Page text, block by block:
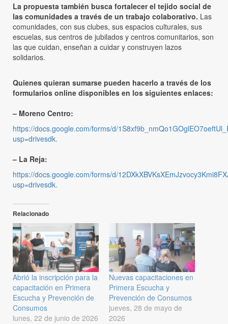
La propuesta también busca fortalecer el tejido social de
las comunidades a través de un trabajo colaborativo. Las
comunidades, con sus clubes, sus espacios culturales, sus
escuelas, sus centros de jubilados y centros comunitarios, son
las que cuidan, enseñan a cuidar y construyen lazos
solidarios.
Quienes quieran sumarse pueden hacerlo a través de los
formularios online disponibles en los siguientes enlaces:
– Moreno Centro:
https://docs.google.com/forms/d/
usp=drivesdk.
– La Reja:
https://docs.google.com/forms/d/
usp=drivesdk.
Relacionado
Abrió la inscripción para la
capacitación en Primera
Escucha y Prevención de
Consumos
lunes, 22 de junio de 2026
Nuevas capacitaciones en
Primera Escucha y
Prevención de Consumos
jueves, 28 de mayo de
2026